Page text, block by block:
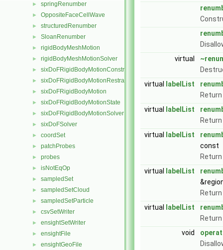
► springRenumber
► OppositeFaceCellWave
► structuredRenumber
► SloanRenumber
► rigidBodyMeshMotion
► rigidBodyMeshMotionSolver
► sixDoFRigidBodyMotionConstraint
► sixDoFRigidBodyMotionRestraint
► sixDoFRigidBodyMotion
► sixDoFRigidBodyMotionState
► sixDoFRigidBodyMotionSolver
► sixDoFSolver
► coordSet
► patchProbes
► probes
► isNotEqOp
► sampledSet
► sampledSetCloud
► sampledSetParticle
► csvSetWriter
► ensightSetWriter
► ensightFile
► ensightGeoFile
virtual
virtual
labelList
virtual
labelList
virtual
labelList
const
virtual
labelList
virtual
labelList
void